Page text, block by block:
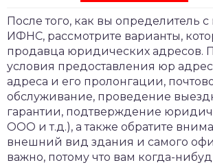
После того, как вы определитель
ИФНС, рассмотрите варианты,
продавца юридических адресов.
условия предоставления юр
адреса и его пролонгации,
обслуживание, проведение
гарантии, подтверждение
ООО и т.д.), а также обратите
внешний вид здания и самого
важно, потому что вам когда-